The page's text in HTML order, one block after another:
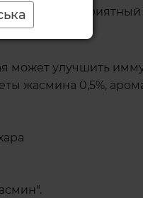
и придают
улучшить
жасмина 0,5%,